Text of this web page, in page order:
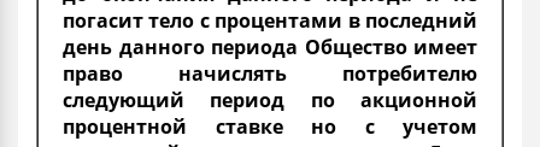
погасит тело с процентами в последний
день данного периода Общество имеет
право начислять потребителю
следующий период по акционной
процентной ставке но с учетом